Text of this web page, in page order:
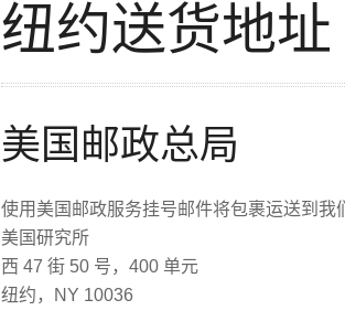
纽约送货地址
美国邮政总局
使用美国邮政服务挂号邮件将包裹运送到我
美国研究所
西 47 街 50 号，400 单元
纽约，NY 10036